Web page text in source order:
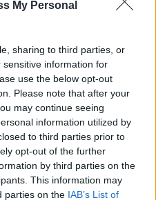
My Personal
sharing to third parties, or
information for
use the below opt-out
Please note that after your
may continue seeing
information utilized by
to third parties prior to
opt-out of the further
by third parties on the
This information may
parties on the IAB’s List of
στα Τέμπη:
να μην σώσουν
να “φάνε” τα